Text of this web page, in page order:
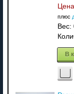
плюс
Вес:
В